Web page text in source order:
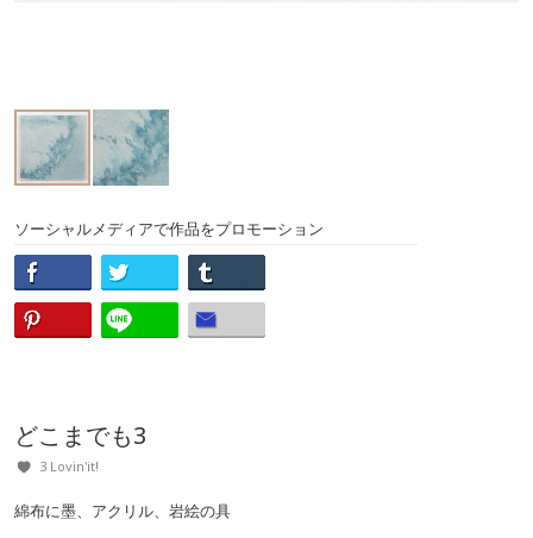
ソーシャルメディアで作品をプロモーション
どこまでも3
3 Lovin'it!
綿布に墨、アクリル、岩絵の具